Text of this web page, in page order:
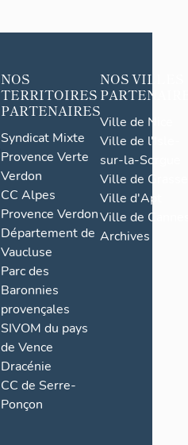
NOS
TERRITOIRES
PARTENAIRES
Syndicat Mixte
Provence Verte
Verdon
CC Alpes
Provence Verdon
Département de
Vaucluse
Parc des
Baronnies
provençales
SIVOM du pays
de Vence
Dracénie
CC de Serre-
Ponçon
NOS VILLES
Ville de Nice
Ville de l'Isle-
sur-la-Sorgue
Ville de Grasse
Ville d'Apt
Ville de
Archives